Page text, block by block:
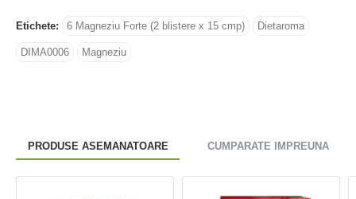
Etichete: 6 Magneziu Forte (2 blistere x 15 cmp) Dietaroma
DIMA0006 Magneziu
PRODUSE ASEMANATOARE CUMPARATE IMPREUNA